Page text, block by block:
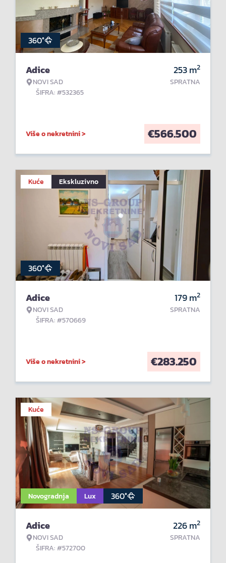
360°
Adice
NOVI SAD
ŠIFRA: #532365
253m2
SPRATNA
Više o nekretnini > €566.500
Kuće Ekskluzivno
360°
Adice
NOVI SAD
ŠIFRA: #570669
179m2
SPRATNA
Više o nekretnini > €283.250
Kuće
Novogradnja Lux 360°
Adice
NOVI SAD
ŠIFRA: #572700
226m2
SPRATNA